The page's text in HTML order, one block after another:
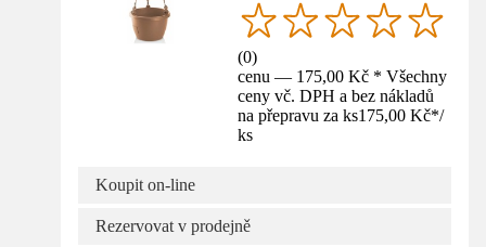
(0)
cenu — 175,00 Kč * Všechny
ceny vč. DPH a bez nákladů
na přepravu za ks175,00 Kč*/
ks
Koupit on-line
Rezervovat v prodejně